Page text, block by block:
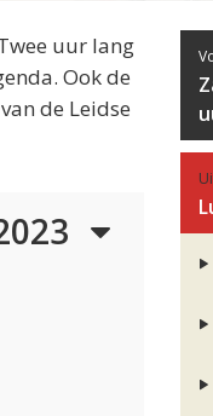
uur lang
Ook de
de Leidse